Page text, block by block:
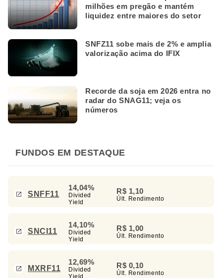
milhões em pregão e mantém
liquidez entre maiores do setor
SNFZ11 sobe mais de 2% e amplia
valorização acima do IFIX
Recorde da soja em 2026 entra no
radar do SNAG11; veja os
números
FUNDOS EM DESTAQUE
SNFF11
14,04%
Divided
Yield
R$ 1,10
Últ. Rendimento
SNCI11
14,10%
Divided
Yield
R$ 1,00
Últ. Rendimento
MXRF11
12,69%
Divided
Yield
R$ 0,10
Últ. Rendimento